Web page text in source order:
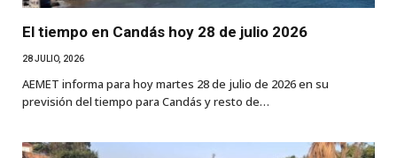
El tiempo en Candás hoy 28 de julio 2026
28 JULIO, 2026
AEMET informa para hoy martes 28 de julio de 2026 en su
previsión del tiempo para Candás y resto de…